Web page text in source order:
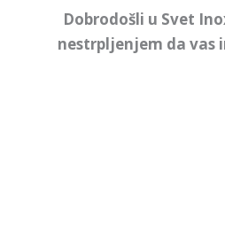
Dobrodošli u Svet
nestrpljenjem da vas